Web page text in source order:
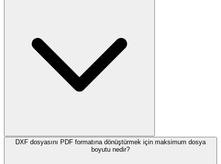
DXF dosyasını PDF formatına dönüştürmek için maksimum dosya
boyutu nedir?